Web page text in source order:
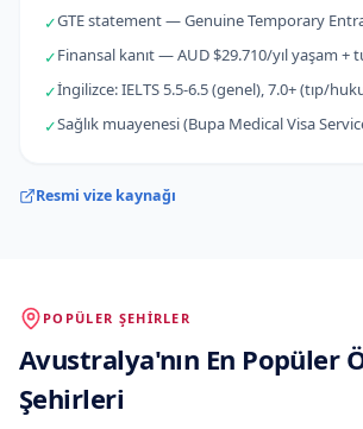
✓GTE statement — Genuine Temporary
✓Finansal kanıt — AUD $29.710/yıl yaşam
✓İngilizce: IELTS 5.5-6.5 (genel), 7.0+ (tıp/
✓Sağlık muayenesi (Bupa Medical Visa
Resmi vize kaynağı
POPÜLER ŞEHIRLER
Avustralya'nın En Popüler
Şehirleri